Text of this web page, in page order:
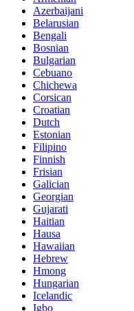
Azerbaijani
Belarusian
Bengali
Bosnian
Bulgarian
Cebuano
Chichewa
Corsican
Croatian
Dutch
Estonian
Filipino
Finnish
Frisian
Galician
Georgian
Gujarati
Haitian
Hausa
Hawaiian
Hebrew
Hmong
Hungarian
Icelandic
Igbo